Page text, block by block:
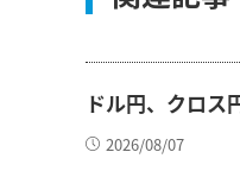
ドル円、クロス
2026/08/07